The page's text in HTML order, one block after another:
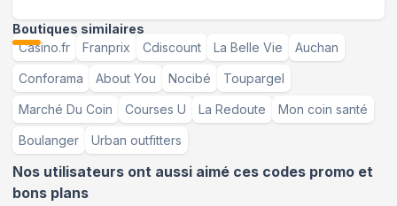
Boutiques similaires
Casino.fr
Franprix Cdiscount La Belle Vie Auchan
Conforama About You Nocibé Toupargel
Marché Du Coin Courses U La Redoute Mon coin santé
Boulanger Urban outfitters
Nos utilisateurs ont aussi aimé ces codes promo et
bons plans